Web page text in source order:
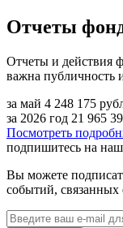
Отчеты
Отчеты и действия
важна публичность
за май 4 248 175
за 2026 год 21 965
Посмотреть
подпишитесь на
Вы можете
событий,